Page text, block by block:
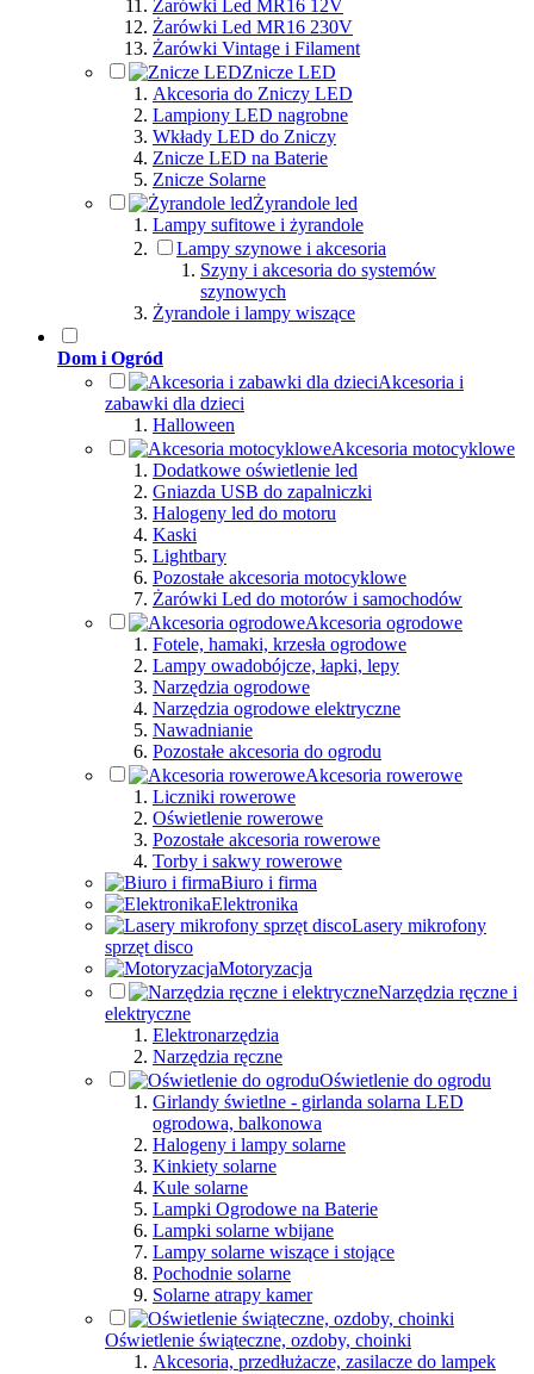
Żarówki Led MR16 12V
Żarówki Led MR16 230V
Żarówki Vintage i Filament
Znicze LED
Akcesoria do Zniczy LED
Lampiony LED nagrobne
Wkłady LED do Zniczy
Znicze LED na Baterie
Znicze Solarne
Żyrandole led
Lampy sufitowe i żyrandole
Lampy szynowe i akcesoria
Szyny i akcesoria do systemów
szynowych
Żyrandole i lampy wiszące
Dom i Ogród
Akcesoria i
zabawki dla dzieci
Halloween
Akcesoria motocyklowe
Dodatkowe oświetlenie led
Gniazda USB do zapalniczki
Halogeny led do motoru
Kaski
Lightbary
Pozostałe akcesoria motocyklowe
Żarówki Led do motorów i samochodów
Akcesoria ogrodowe
Fotele, hamaki, krzesła ogrodowe
Lampy owadobójcze, łapki, lepy
Narzędzia ogrodowe
Narzędzia ogrodowe elektryczne
Nawadnianie
Pozostałe akcesoria do ogrodu
Akcesoria rowerowe
Liczniki rowerowe
Oświetlenie rowerowe
Pozostałe akcesoria rowerowe
Torby i sakwy rowerowe
Biuro i firma
Elektronika
Lasery mikrofony
sprzęt disco
Motoryzacja
Narzędzia ręczne i
elektryczne
Elektronarzędzia
Narzędzia ręczne
Oświetlenie do ogrodu
Girlandy świetlne - girlanda solarna LED
ogrodowa, balkonowa
Halogeny i lampy solarne
Kinkiety solarne
Kule solarne
Lampki Ogrodowe na Baterie
Lampki solarne wbijane
Lampy solarne wiszące i stojące
Pochodnie solarne
Solarne atrapy kamer
Oświetlenie świąteczne, ozdoby, choinki
Akcesoria, przedłużacze, zasilacze do lampek